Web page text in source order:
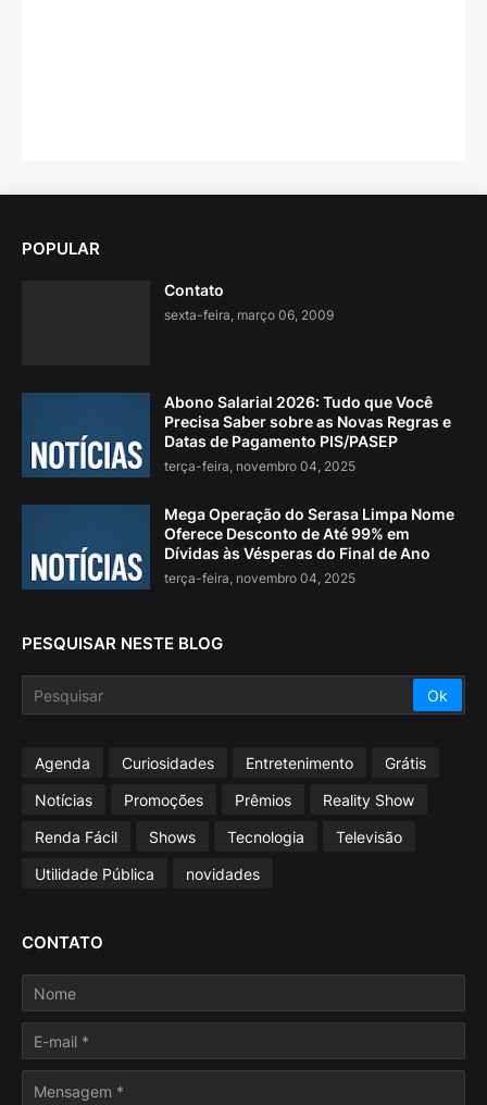
POPULAR
Contato
sexta-feira, março 06, 2009
Abono Salarial 2026: Tudo que Você
Precisa Saber sobre as Novas Regras e
Datas de Pagamento PIS/PASEP
terça-feira, novembro 04, 2025
Mega Operação do Serasa Limpa Nome
Oferece Desconto de Até 99% em
Dívidas às Vésperas do Final de Ano
terça-feira, novembro 04, 2025
PESQUISAR NESTE BLOG
Agenda Curiosidades Entretenimento
Grátis
Notícias
Promoções Prêmios
Reality Show
Renda Fácil
Shows Tecnologia
Televisão
Utilidade Pública
novidades
CONTATO